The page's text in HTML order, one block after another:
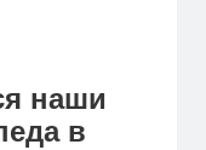
наши
в